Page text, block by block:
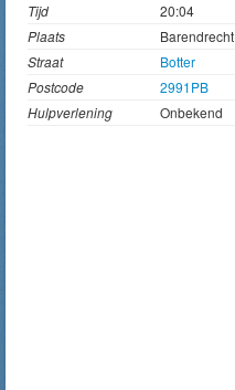
Tijd
20:04
Plaats
Barendrecht
Straat
Botter
Postcode
2991PB
Hulpverlening
Onbekend